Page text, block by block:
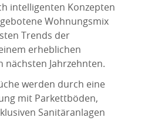
intelligenten Konzepten
Wohnungsmix
Trends der
erheblichen
nächsten Jahrzehnten.
werden durch eine
mit Parkettböden,
Sanitäranlagen